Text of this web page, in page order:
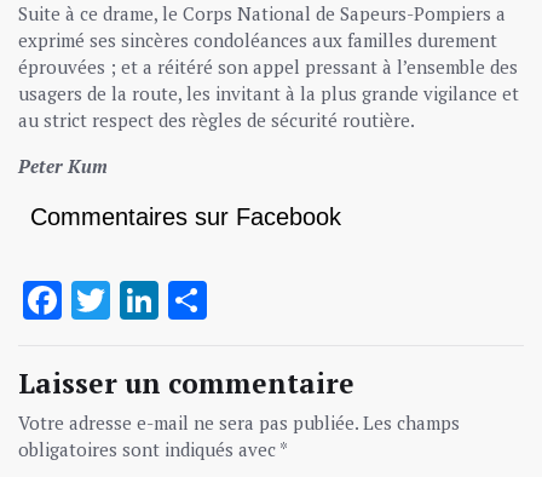
Suite à ce drame, le Corps National de Sapeurs-Pompiers a
exprimé ses sincères condoléances aux familles durement
éprouvées ; et a réitéré son appel pressant à l’ensemble des
usagers de la route, les invitant à la plus grande vigilance et
au strict respect des règles de sécurité routière.
Peter Kum
Commentaires sur Facebook
Facebook
TwitterLinkedIn
Laisser un commentaire
Votre adresse e-mail ne sera pas publiée. Les champs
obligatoires sont indiqués avec *